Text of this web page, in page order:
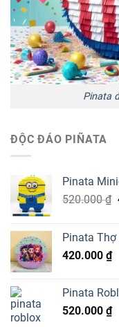
Pinata
ĐỘC ĐÁO PIÑATA
Pinata
520.000₫
Pinata Thợ
420.000 ₫
Pinata
520.000 ₫